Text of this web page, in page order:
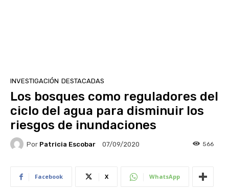
INVESTIGACIÓN DESTACADAS
Los bosques como reguladores del
ciclo del agua para disminuir los
riesgos de inundaciones
Por Patricia Escobar 07/09/2020 566
Facebook X WhatsApp